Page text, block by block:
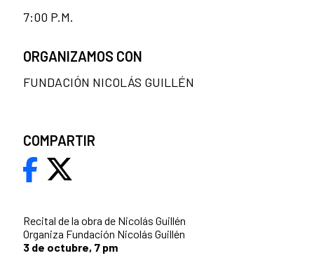
Recital de la obra de Nicolás Guillén
Organiza Fundación Nicolás Guillén
3 de octubre, 7 pm
7:00 P.M.
ORGANIZAMOS CON
FUNDACIÓN NICOLÁS GUILLÉN
COMPARTIR